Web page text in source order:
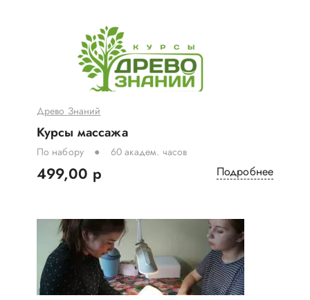
Древо Знаний
Курсы массажа
По набору 60 академ. часов
499,00 р Подробнее